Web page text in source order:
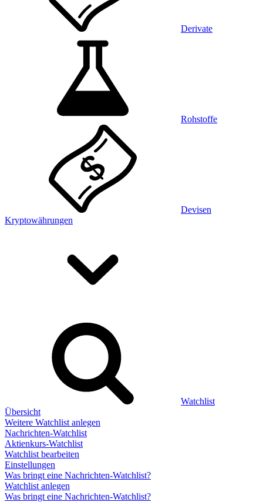
Derivate
Rohstoffe
Devisen
Kryptowährungen
Watchlist
Übersicht
Weitere Watchlist anlegen
Nachrichten-Watchlist
Aktienkurs-Watchlist
Watchlist bearbeiten
Einstellungen
Was bringt eine Nachrichten-Watchlist?
Watchlist anlegen
Was bringt eine Nachrichten-Watchlist?